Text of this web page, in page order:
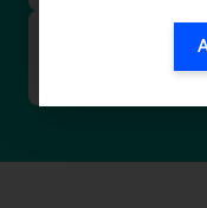
Taux de
santé des